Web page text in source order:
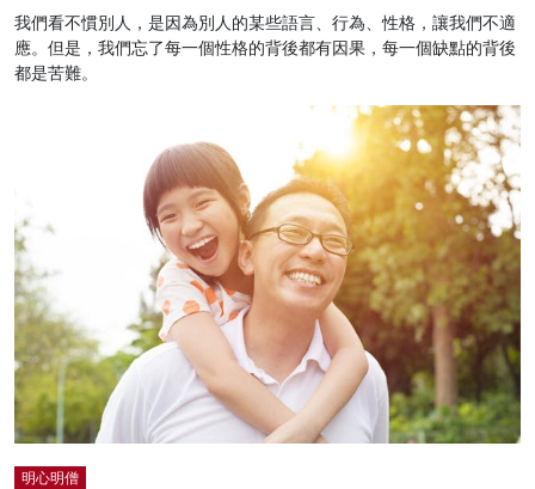
我們看不慣別人，是因為別人的某些語言、行為、性格，讓我們不適
應。但是，我們忘了每一個性格的背後都有因果，每一個缺點的背後
都是苦難。
明心明僧